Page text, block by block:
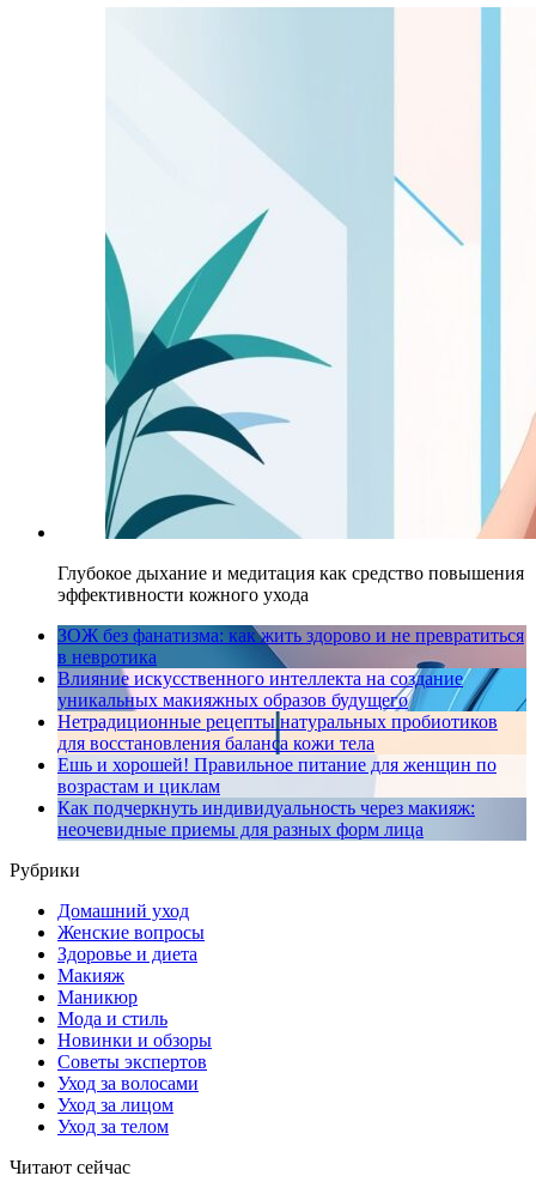
Глубокое дыхание и медитация как средство повышения
эффективности кожного ухода
ЗОЖ без фанатизма: как жить здорово и не превратиться
в невротика
Влияние искусственного интеллекта на создание
уникальных макияжных образов будущего
Нетрадиционные рецепты натуральных пробиотиков
для восстановления баланса кожи тела
Ешь и хорошей! Правильное питание для женщин по
возрастам и циклам
Как подчеркнуть индивидуальность через макияж:
неочевидные приемы для разных форм лица
Рубрики
Домашний уход
Женские вопросы
Здоровье и диета
Макияж
Маникюр
Мода и стиль
Новинки и обзоры
Советы экспертов
Уход за волосами
Уход за лицом
Уход за телом
Читают сейчас